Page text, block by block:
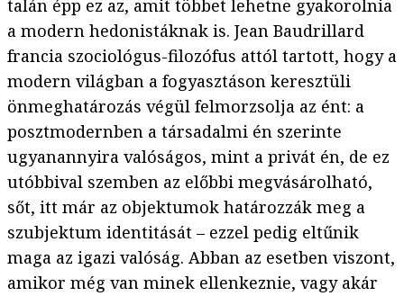
talán épp ez az, amit többet lehetne gyakorolnia
a modern hedonistáknak is. Jean Baudrillard
francia szociológus-filozófus attól tartott, hogy a
modern világban a fogyasztáson keresztüli
önmeghatározás végül felmorzsolja az ént: a
posztmodernben a társadalmi én szerinte
ugyanannyira valóságos, mint a privát én, de ez
utóbbival szemben az előbbi megvásárolható,
sőt, itt már az objektumok határozzák meg a
szubjektum identitását – ezzel pedig eltűnik
maga az igazi valóság. Abban az esetben viszont,
amikor még van minek ellenkeznie, vagy akár